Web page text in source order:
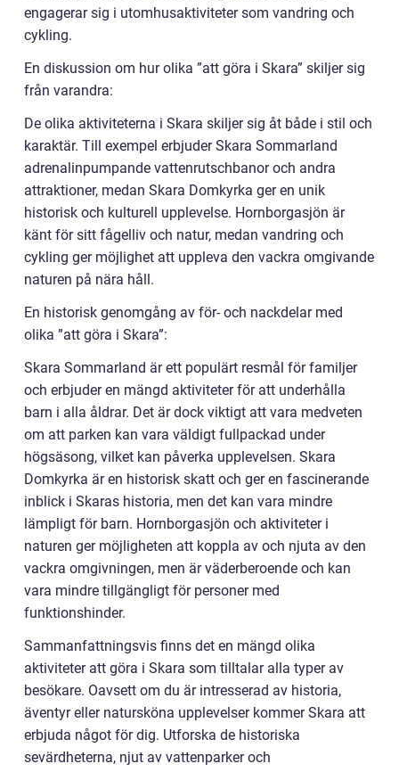
engagerar sig i utomhusaktiviteter som vandring och
cykling.
En diskussion om hur olika ”att göra i Skara” skiljer sig
från varandra:
De olika aktiviteterna i Skara skiljer sig åt både i stil och
karaktär. Till exempel erbjuder Skara Sommarland
adrenalinpumpande vattenrutschbanor och andra
attraktioner, medan Skara Domkyrka ger en unik
historisk och kulturell upplevelse. Hornborgasjön är
känt för sitt fågelliv och natur, medan vandring och
cykling ger möjlighet att uppleva den vackra omgivande
naturen på nära håll.
En historisk genomgång av för- och nackdelar med
olika ”att göra i Skara”:
Skara Sommarland är ett populärt resmål för familjer
och erbjuder en mängd aktiviteter för att underhålla
barn i alla åldrar. Det är dock viktigt att vara medveten
om att parken kan vara väldigt fullpackad under
högsäsong, vilket kan påverka upplevelsen. Skara
Domkyrka är en historisk skatt och ger en fascinerande
inblick i Skaras historia, men det kan vara mindre
lämpligt för barn. Hornborgasjön och aktiviteter i
naturen ger möjligheten att koppla av och njuta av den
vackra omgivningen, men är väderberoende och kan
vara mindre tillgängligt för personer med
funktionshinder.
Sammanfattningsvis finns det en mängd olika
aktiviteter att göra i Skara som tilltalar alla typer av
besökare. Oavsett om du är intresserad av historia,
äventyr eller natursköna upplevelser kommer Skara att
erbjuda något för dig. Utforska de historiska
sevärdheterna, njut av vattenparker och